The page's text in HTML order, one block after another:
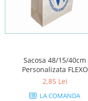
Sacosa 48/15/40cm
Personalizata FLEXO
2,85 Lei
LA COMANDA